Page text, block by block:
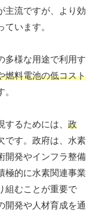
主流ですが、より効
います。
多様な用途で利用す
燃料電池の低コスト
るためには、 政
です。政府は、水素
開発やインフラ整備
極的に水素関連事業
組むことが重要で
開発や人材育成を通